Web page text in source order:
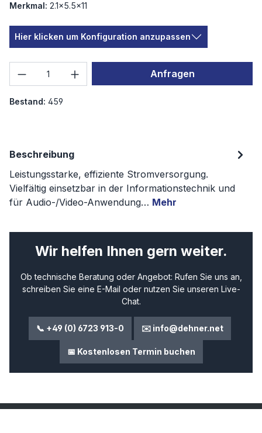
Merkmal: 2.1×5.5×11
Hier klicken um Konfiguration anzupassen
Produkt Anzahl: Gib den gewünschten
Anfragen
Bestand: 459
Beschreibung
Leistungsstarke, effiziente Stromversorgung.
Vielfältig einsetzbar in der Informationstechnik und
für Audio-/Video-Anwendung… Mehr
Wir helfen Ihnen gern weiter.
Ob technische Beratung oder Angebot: Rufen Sie uns an,
schreiben Sie eine E-Mail oder nutzen Sie unseren Live-
Chat.
📞 +49 (0) 6723 913-0 ✉️ info@dehner.net
📅 Kostenlosen Termin buchen